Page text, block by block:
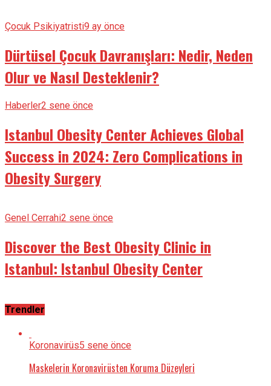
Çocuk Psikiyatristi9 ay önce
Dürtüsel Çocuk Davranışları: Nedir, Neden
Olur ve Nasıl Desteklenir?
Haberler2 sene önce
Istanbul Obesity Center Achieves Global
Success in 2024: Zero Complications in
Obesity Surgery
Genel Cerrahi2 sene önce
Discover the Best Obesity Clinic in
Istanbul: Istanbul Obesity Center
Trendler
Koronavirüs5 sene önce
Maskelerin Koronavirüsten Koruma Düzeyleri